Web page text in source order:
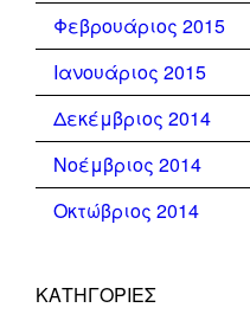
Φεβρουάριος 2015
Ιανουάριος 2015
Δεκέμβριος 2014
Νοέμβριος 2014
Οκτώβριος 2014
KΑΤΗΓΟΡΊΕΣ